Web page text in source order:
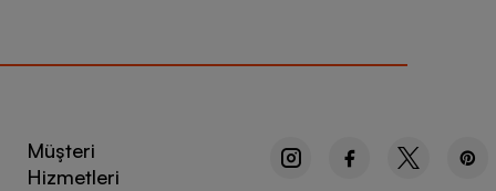
Müşteri
Hizmetleri